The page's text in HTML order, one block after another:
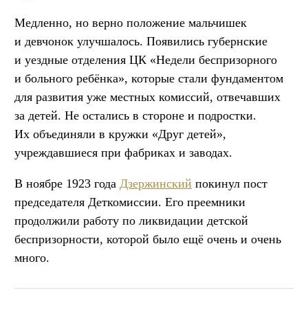
Медленно, но верно положение мальчишек
и девчонок улучшалось. Появились губернские
и уездные отделения ЦК «Недели беспризорного
и больного ребёнка», которые стали фундаментом
для развития уже местных комиссий, отвечавших
за детей. Не остались в стороне и подростки.
Их объединяли в кружки «Друг детей»,
учреждавшиеся при фабриках и заводах.
В ноябре 1923 года Дзержинский покинул пост
председателя Деткомиссии. Его преемники
продолжили работу по ликвидации детской
беспризорности, которой было ещё очень и очень
много.